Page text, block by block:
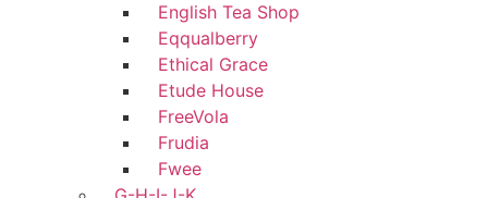
English Tea Shop
Eqqualberry
Ethical Grace
Etude House
FreeVola
Frudia
Fwee